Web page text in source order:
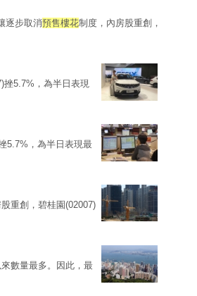
逐步取消預售樓花制度，內房股重創，
挫5.7%，為半日表現
5.7%，為半日表現最
重創，碧桂園(02007)
數量最多。因此，最